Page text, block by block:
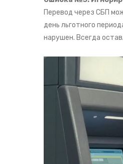
Перевод через СБП
день льготного
нарушен. Всегда